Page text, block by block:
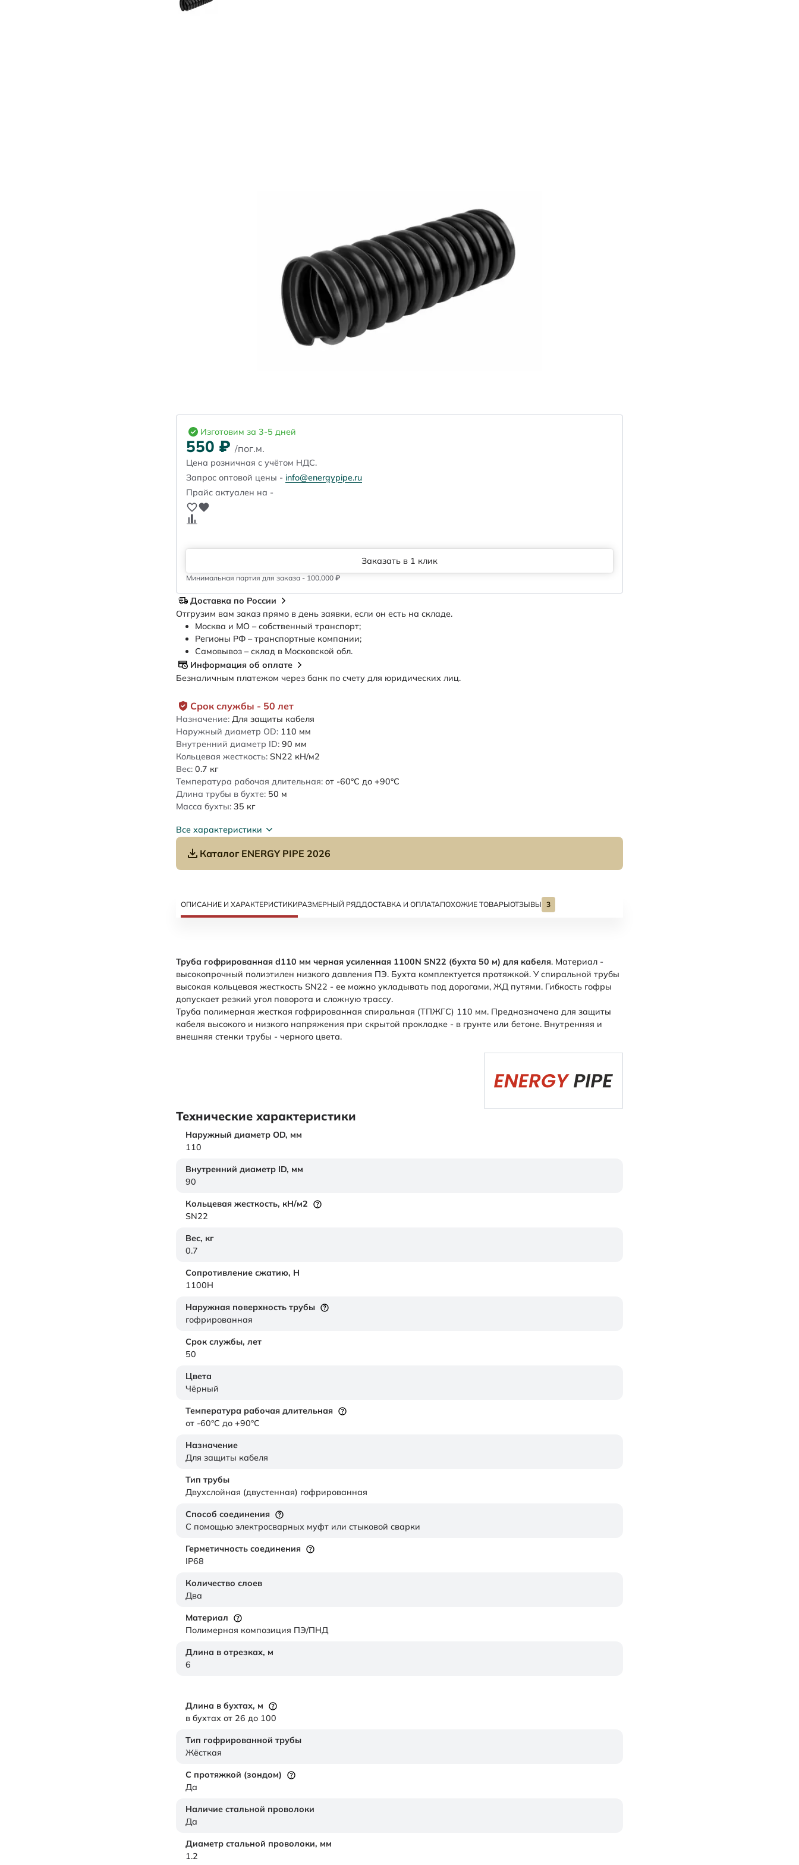
Срок службы - 50 лет
Назначение: Для защиты кабеля
Наружный диаметр OD: 110 мм
Внутренний диаметр ID: 90 мм
Кольцевая жесткость: SN22 кН/м2
Вес: 0.7 кг
Температура рабочая длительная: от -60°C до +90°C
Длина трубы в бухте: 50 м
Масса бухты: 35 кг
Все характеристики
Каталог ENERGY PIPE 2026
Изготовим за 3-5 дней
550 ₽ /пог.м.
Цена розничная с учётом НДС.
Запрос оптовой цены - info@energypipe.ru
Прайс актуален на -
Заказать в 1 клик
Минимальная партия для заказа - 100,000 ₽
Доставка по России
Отгрузим вам заказ прямо в день заявки, если он есть на складе.
Москва и МО – собственный транспорт;
Регионы РФ – транспортные компании;
Самовывоз – склад в Московской обл.
Информация об оплате
Безналичным платежом через банк по счету для юридических лиц.
ОПИСАНИЕ И ХАРАКТЕРИСТИКИРАЗМЕРНЫЙ РЯДДОСТАВКА И ОПЛАТАПОХОЖИЕ ТОВАРЫОТЗЫВЫ 3
Труба гофрированная d110 мм черная усиленная 1100N SN22 (бухта 50 м) для кабеля. Материал -
высокопрочный полиэтилен низкого давления ПЭ. Бухта комплектуется протяжкой. У спиральной трубы
высокая кольцевая жесткость SN22 - ее можно укладывать под дорогами, ЖД путями. Гибкость гофры
допускает резкий угол поворота и сложную трассу.
Труба полимерная жесткая гофрированная спиральная (ТПЖГС) 110 мм. Предназначена для защиты
кабеля высокого и низкого напряжения при скрытой прокладке - в грунте или бетоне. Внутренняя и
внешняя стенки трубы - черного цвета.
Технические характеристики
Наружный диаметр OD, мм
110
Внутренний диаметр ID, мм
90
Кольцевая жесткость, кН/м2
SN22
Вес, кг
0.7
Сопротивление сжатию, Н
1100Н
Наружная поверхность трубы
гофрированная
Срок службы, лет
50
Цвета
Чёрный
Температура рабочая длительная
от -60°C до +90°C
Назначение
Для защиты кабеля
Тип трубы
Двухслойная (двустенная) гофрированная
Способ соединения
С помощью электросварных муфт или стыковой сварки
Герметичность соединения
IP68
Количество слоев
Два
Материал
Полимерная композиция ПЭ/ПНД
Длина в отрезках, м
6
Длина в бухтах, м
в бухтах от 26 до 100
Тип гофрированной трубы
Жёсткая
С протяжкой (зондом)
Да
Наличие стальной проволоки
Да
Диаметр стальной проволоки, мм
1.2